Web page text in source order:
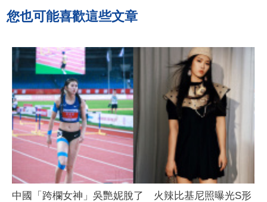
您也可能喜歡這些文章
中國「跨欄女神」吳艷妮脫了 火辣比基尼照曝光S形